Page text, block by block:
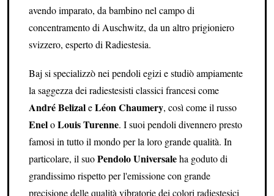
avendo imparato, da bambino nel campo di
concentramento di Auschwitz, da un altro prigioniero
svizzero, esperto di Radiestesia.
Baj si specializzò nei pendoli egizi e studiò ampiamente
la saggezza dei radiestesisti classici francesi come
André BelizaleLéon Chaumery, così come il russo
EneloLouis Turenne. I suoi pendoli divennero presto
famosi in tutto il mondo per la loro grande qualità. In
particolare, il suoPendolo Universaleha goduto di
grandissimo rispetto per l'emissione con grande
precisione delle qualità vibratorie dei colori radiestesici